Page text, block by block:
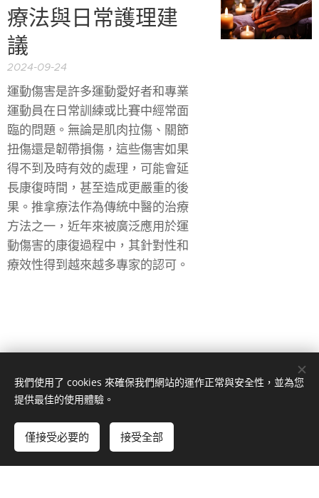
療法與日常護理建
議
2024-09-24
運動傷害是許多運動愛好者和專業
運動員在日常訓練或比賽中經常面
臨的問題。無論是肌肉拉傷、關節
扭傷還是韌帶損傷，這些傷害如果
得不到及時有效的處理，可能會延
長康復時間，甚至造成更嚴重的後
果。推拿療法作為傳統中醫的治療
方法之一，近年來被廣泛應用於運
動傷害的康復過程中，其針對性和
療效性得到越來越多專家的認可。
© 2024 瑜珈。 臺北市中山區中山北路三段181號 10461
由Webnode提供技術支援
免費建立您的網站！
我們使用了 cookies 來確保我們網站的運作正常與安全性，並為您
提供最佳的使用體驗。
僅接受必要的 接受全部